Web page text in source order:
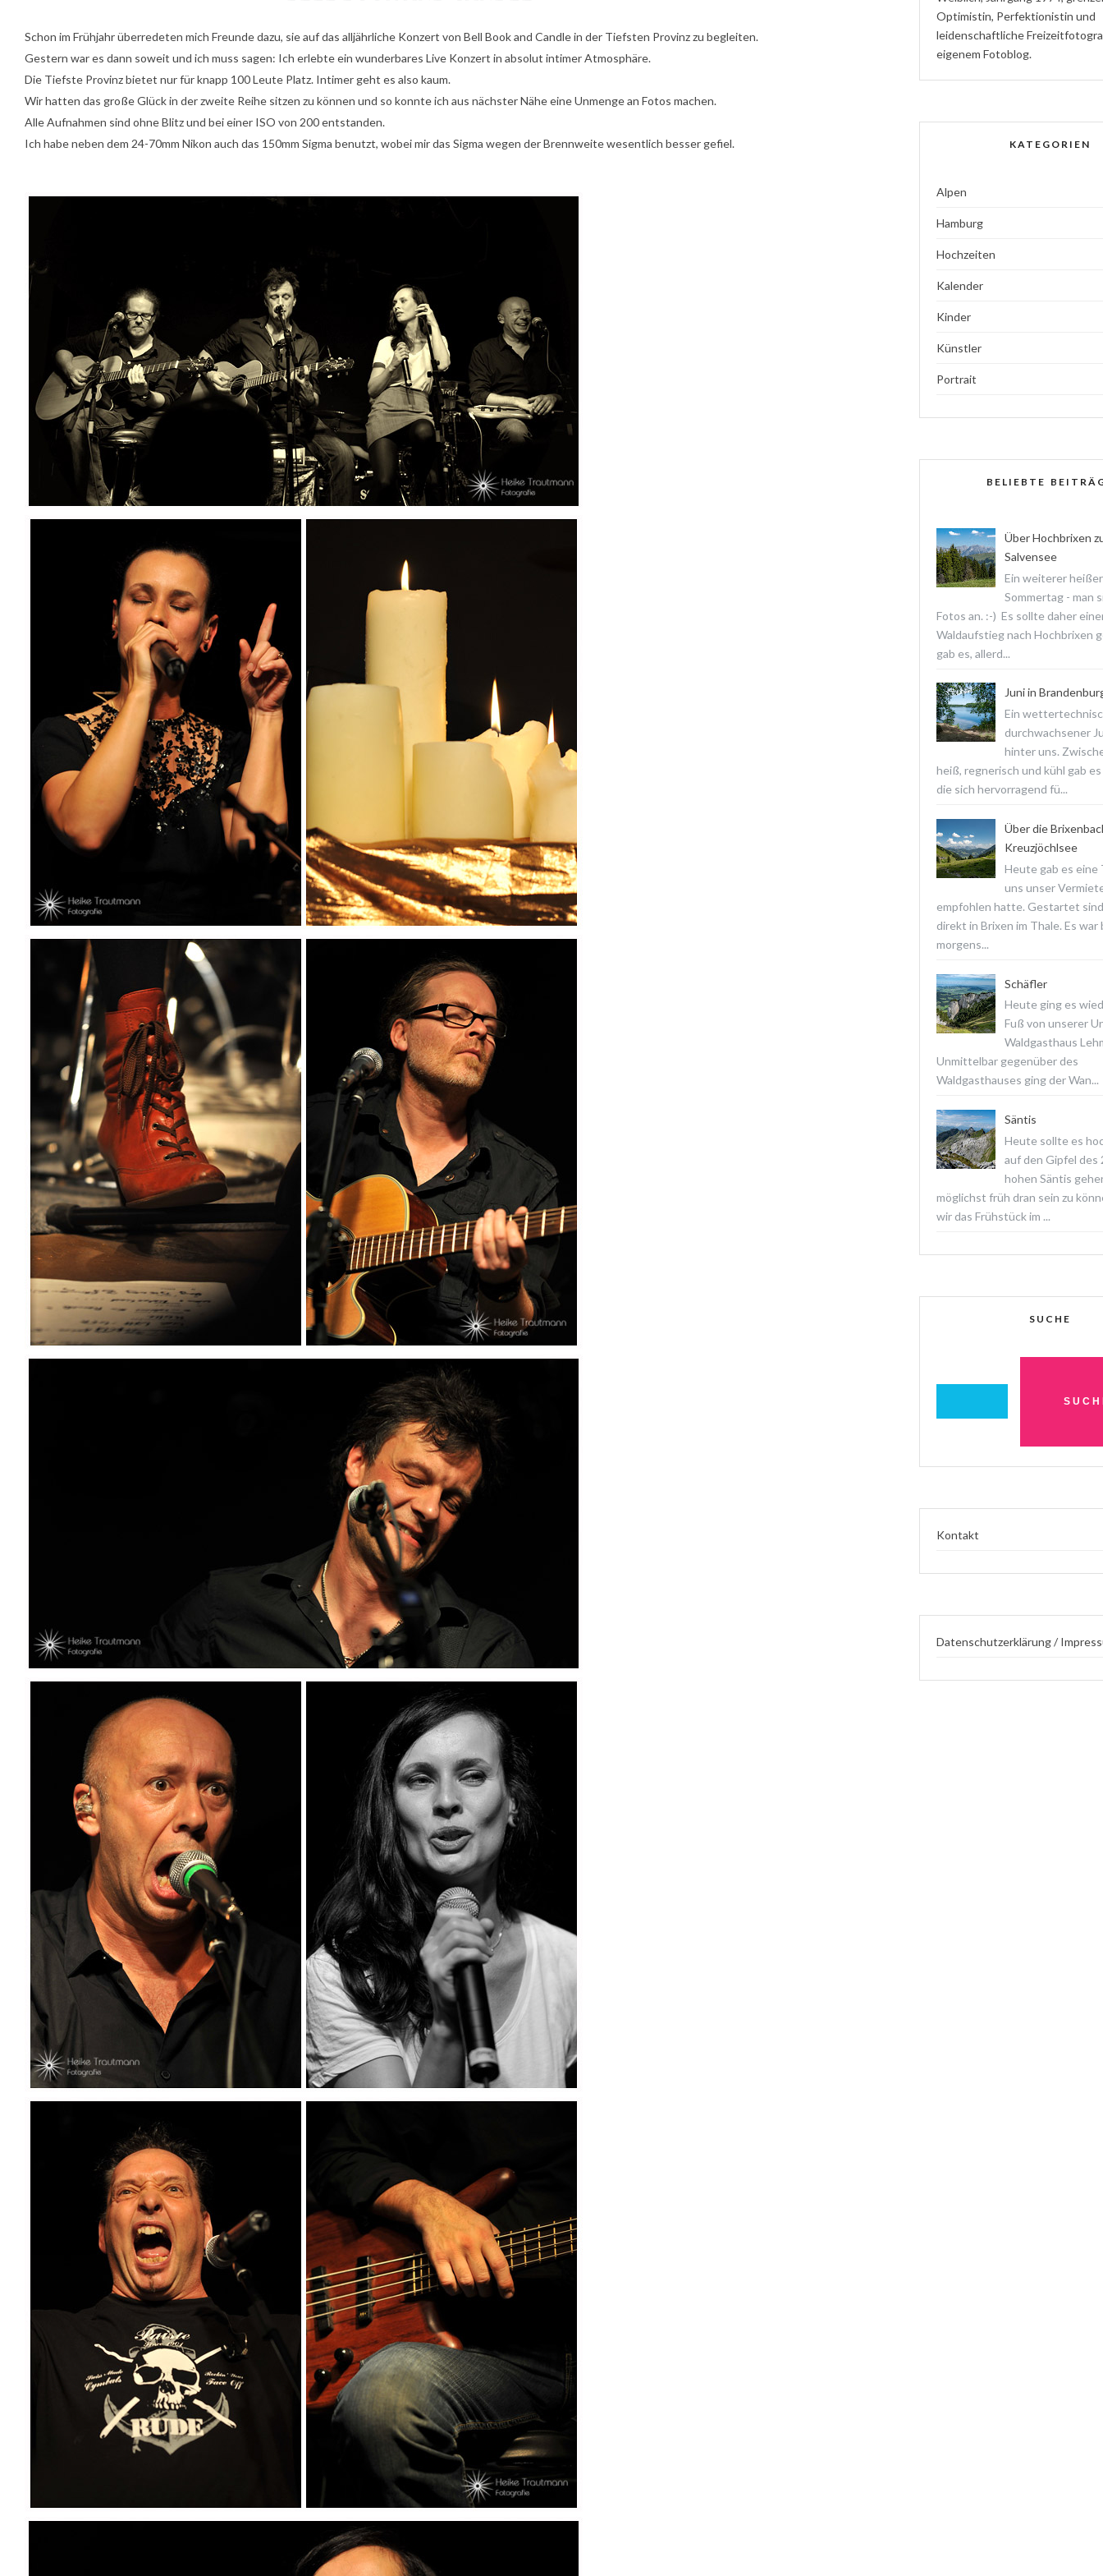
Schon im Frühjahr überredeten mich Freunde dazu, sie auf das alljährliche Konzert von Bell Book and Candlein der Tiefsten Provinzzu begleiten.
Gestern war es dann soweit und ich muss sagen: Ich erlebte ein wunderbares Live Konzert in absolut intimer Atmosphäre.
Die Tiefste Provinz bietet nur für knapp 100 Leute Platz. Intimer geht es also kaum.
Wir hatten das große Glück in der zweite Reihe sitzen zu können und so konnte ich aus nächster Nähe eine Unmenge an Fotos machen.
Alle Aufnahmen sind ohne Blitz und bei einer ISO von 200 entstanden.
Ich habe neben dem 24-70mm Nikon auch das 150mm Sigma benutzt, wobei mir das Sigma wegen der Brennweite wesentlich besser gefiel.
Optimistin, Perfektionistin und
leidenschaftliche
eigenem Fotoblog.
KATEGORIEN
Alpen
Hamburg
Hochzeiten
Kalender
Kinder
Künstler
Portrait
BELIEBTE
Über Hochbrixen
Salvensee
Ein weiterer heißer
Sommertag - man
Fotos an. :-) Es sollte daher
Waldaufstieg nach Hochbrixen
gab es, allerd...
Juni in
Ein
durchwachsener
hinter uns.
heiß, regnerisch und kühl gab es
die sich hervorragend fü...
Über die
Kreuzjöchlsee
Heute gab es eine
uns unser
empfohlen hatte. Gestartet
direkt in Brixen im Thale. Es
morgens...
Schäfler
Heute ging es
Fuß von unserer
Waldgasthaus
Unmittelbar gegenüber des
Waldgasthauses ging der Wan...
Säntis
Heute sollte es
auf den Gipfel des
hohen Säntis
möglichst früh dran sein zu
wir das Frühstück im ...
SUCHE
Kontakt
Datenschutzerklärung /